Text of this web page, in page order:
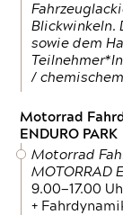
Blickwinkeln.
sowie dem
/
Motorrad
ENDURO PARK
Motorrad
MOTORRAD
9.00—17.00
+